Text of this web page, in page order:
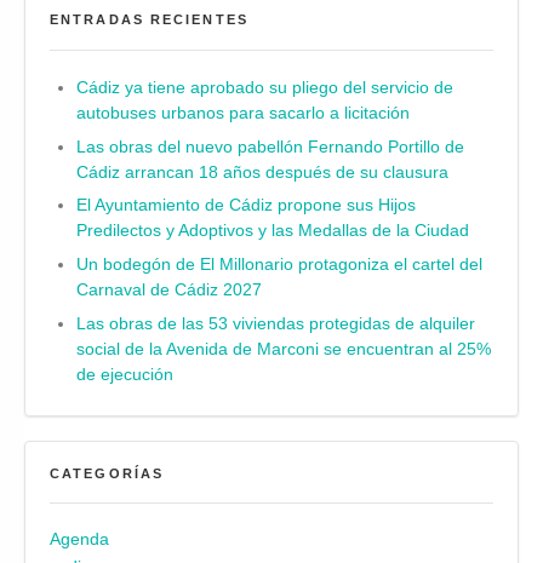
ENTRADAS RECIENTES
Cádiz ya tiene aprobado su pliego del servicio de
autobuses urbanos para sacarlo a licitación
Las obras del nuevo pabellón Fernando Portillo de
Cádiz arrancan 18 años después de su clausura
El Ayuntamiento de Cádiz propone sus Hijos
Predilectos y Adoptivos y las Medallas de la Ciudad
Un bodegón de El Millonario protagoniza el cartel del
Carnaval de Cádiz 2027
Las obras de las 53 viviendas protegidas de alquiler
social de la Avenida de Marconi se encuentran al 25%
de ejecución
CATEGORÍAS
Agenda